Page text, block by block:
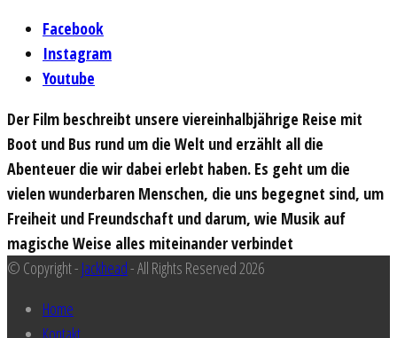
Facebook
Instagram
Youtube
Der Film beschreibt unsere viereinhalbjährige Reise mit
Boot und Bus rund um die Welt und erzählt all die
Abenteuer die wir dabei erlebt haben. Es geht um die
vielen wunderbaren Menschen, die uns begegnet sind, um
Freiheit und Freundschaft und darum, wie Musik auf
magische Weise alles miteinander verbindet
© Copyright - Jackhead- All Rights Reserved 2026
Home
Kontakt